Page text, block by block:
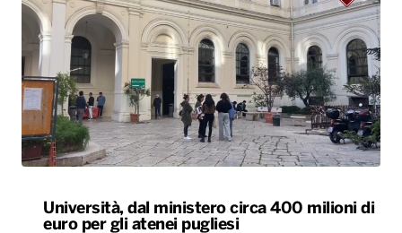
Università, dal ministero circa 400 milioni di
euro per gli atenei pugliesi